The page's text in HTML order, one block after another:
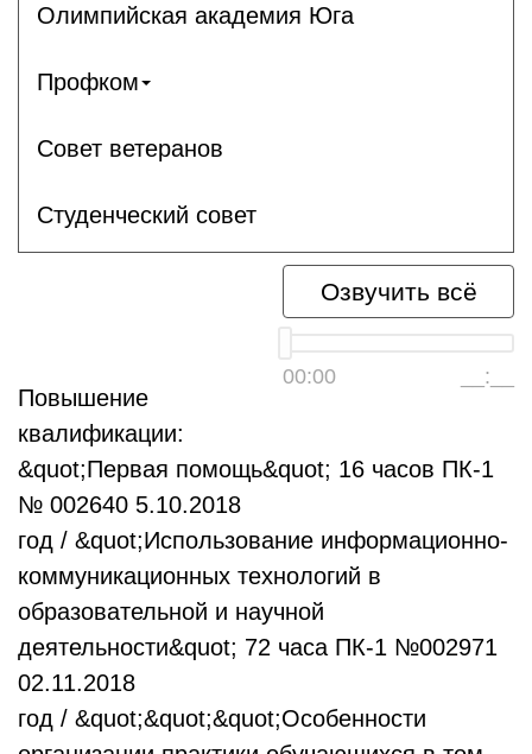
Олимпийская академия Юга
Профком
Совет ветеранов
Студенческий совет
Озвучить всё
00:00 __:__
Повышение
квалификации:
&quot;Первая помощь&quot; 16 часов ПК-1
№ 002640 5.10.2018
год / &quot;Использование информационно-
коммуникационных технологий в
образовательной и научной
деятельности&quot; 72 часа ПК-1 №002971
02.11.2018
год / &quot;&quot;&quot;Особенности